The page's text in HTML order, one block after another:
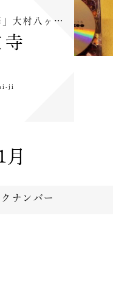
」大村八ヶ…
ji
月
ナンバー